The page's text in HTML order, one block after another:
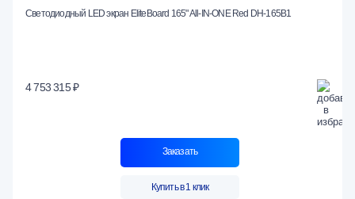
Светодиодный LED экран EliteBoard 165" All-IN-ONE Red DH-165B1
4 753 315 ₽
Заказать
Купить в 1 клик